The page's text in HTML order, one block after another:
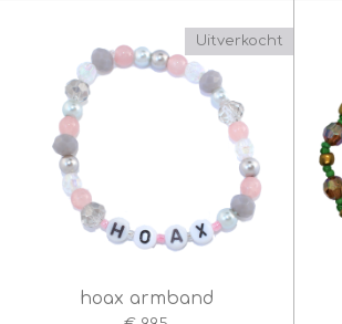
Uitverkocht
hoax armband